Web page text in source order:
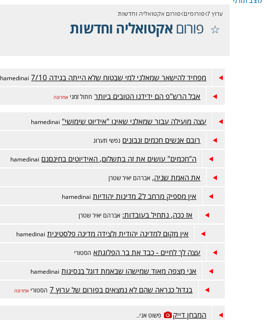
ערוץ 7 פורומים פורום אקטואליה וחדשות
פורוםאקטואליה וחדשות
מפחיד להישאר שמאלני למי שבטוח שלא הייתה בגידה 7/10 hamedinai
אבל הרש"פ הם ידידנו הטובים ביותר חתול זמני אחרונה
עצה מועילה עבור שמאלני שאינו "אידיוט שימושי" hamedinai
רובם אנשים חכמים ונבונים נפשי תערוג
ה"חכמים" עושים את זה בתשלום, האידיוטים בחינםנם hamedinai
את האמת שניה, אברהם יאיר שטרן
אין מספיק מרחב ל2 מדינות יהודיות hamedinai
אז ככה, נתחיל בעובדות: אברהם יאיר שטרן
אין מקום למדינה יהודית ולצידה מדינה פלסטינית hamedinai
עצה לך לחיים - כבד את בר הפלוגתא הסטורי
אני מצפה מאוד שמישהו שבאמת דוגל בנסיגות hamedinai
בגדול כנראה שהם לא נמצאים בפורום של ערוץ 7 הסטורי אחרונה
המבחן דייק פשוט אני..